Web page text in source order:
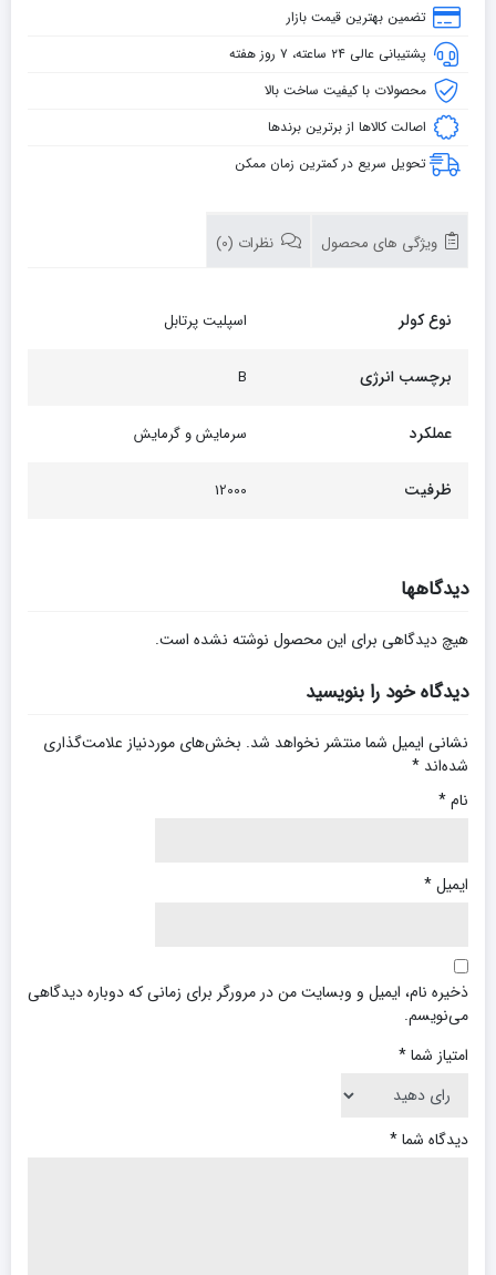
تضمین بهترین قیمت بازار
پشتیبانی عالی ۲۴ ساعته، ۷ روز هفته
محصولات با کیفیت ساخت بالا
اصالت کالاها از برترین برندها
تحویل سریع در کمترین زمان ممکن
ویژگی های محصول نظرات (0)
نوع کولر اسپلیت پرتابل
برچسب انرژی B
عملکرد سرمایش و گرمایش
ظرفیت 12000
دیدگاهها
هیچ دیدگاهی برای این محصول نوشته نشده است.
دیدگاه خود را بنویسید
نشانی ایمیل شما منتشر نخواهد شد. بخش‌های موردنیاز علامت‌گذاری
شده‌اند *
نام*
ایمیل*
ذخیره نام، ایمیل و وبسایت من در مرورگر برای زمانی که دوباره دیدگاهی
می‌نویسم.
امتیاز شما*
دیدگاه شما*